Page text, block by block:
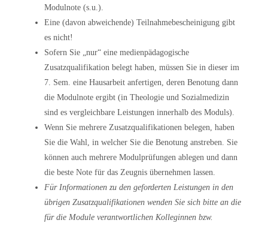
Modulnote (s.u.).
Eine (davon abweichende) Teilnahmebescheinigung gibt
es nicht!
Sofern Sie „nur“ eine medienpädagogische
Zusatzqualifikation belegt haben, müssen Sie in dieser im
7. Sem. eine Hausarbeit anfertigen, deren Benotung dann
die Modulnote ergibt (in Theologie und Sozialmedizin
sind es vergleichbare Leistungen innerhalb des Moduls).
Wenn Sie mehrere Zusatzqualifikationen belegen, haben
Sie die Wahl, in welcher Sie die Benotung anstreben. Sie
können auch mehrere Modulprüfungen ablegen und dann
die beste Note für das Zeugnis übernehmen lassen.
Für Informationen zu den geforderten Leistungen in den
übrigen Zusatzqualifikationen wenden Sie sich bitte an die
für die Module verantwortlichen Kolleginnen bzw.